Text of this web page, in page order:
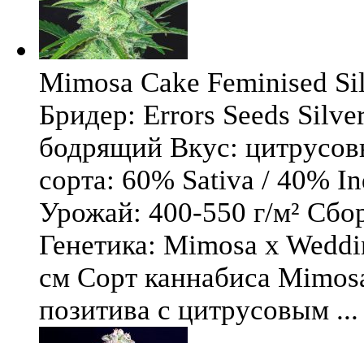
Mimosa Cake Feminised
Бридер: Errors Seeds
бодрящий Вкус:
сорта: 60% Sativa / 40%
Урожай: 400-550 г/м²
Генетика: Mimosa x
см Сорт каннабиса
позитива с цитрусовым ...